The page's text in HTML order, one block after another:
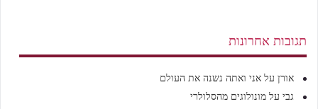
תגובות אחרונות
אורן על אני ואתה נשנה את העולם
גבי על מונולוגים מהסלולרי